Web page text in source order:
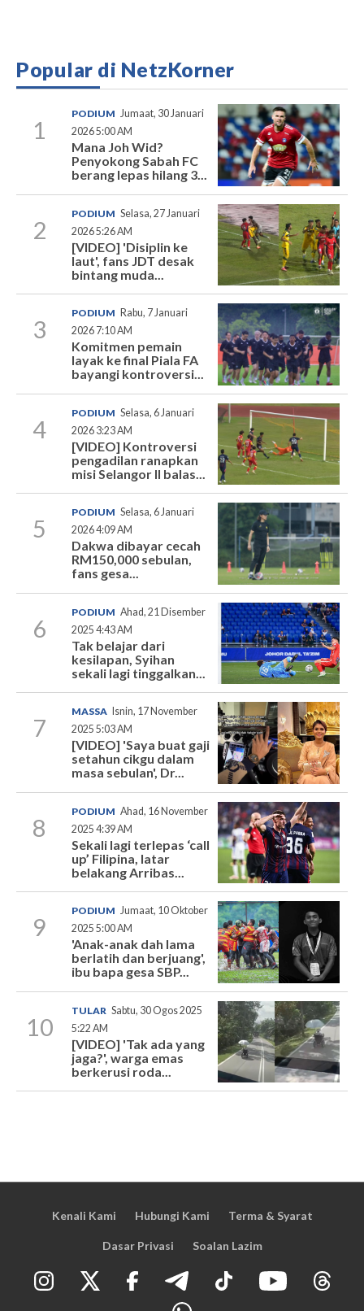
Popular di NetzKorner
1
PODIUM Jumaat, 30 Januari
2026 5:00 AM
Mana Joh Wid?
Penyokong Sabah FC
berang lepas hilang 3...
2
PODIUM Selasa, 27 Januari
2026 5:26 AM
[VIDEO] 'Disiplin ke
laut', fans JDT desak
bintang muda...
3
PODIUM Rabu, 7 Januari
2026 7:10 AM
Komitmen pemain
layak ke final Piala FA
bayangi kontroversi...
4
PODIUM Selasa, 6 Januari
2026 3:23 AM
[VIDEO] Kontroversi
pengadilan ranapkan
misi Selangor II balas...
5
PODIUM Selasa, 6 Januari
2026 4:09 AM
Dakwa dibayar cecah
RM150,000 sebulan,
fans gesa...
6
PODIUM Ahad, 21 Disember
2025 4:43 AM
Tak belajar dari
kesilapan, Syihan
sekali lagi tinggalkan...
7
MASSA
Isnin, 17 November
2025 5:03 AM
[VIDEO] 'Saya buat gaji
setahun cikgu dalam
masa sebulan', Dr...
8
PODIUM Ahad, 16 November
2025 4:39 AM
Sekali lagi terlepas ‘call
up’ Filipina, latar
belakang Arribas...
9
PODIUM Jumaat, 10 Oktober
2025 5:00 AM
'Anak-anak dah lama
berlatih dan berjuang',
ibu bapa gesa SBP...
10
TULAR Sabtu, 30 Ogos 2025
5:22 AM
[VIDEO] 'Tak ada yang
jaga?', warga emas
berkerusi roda...
Kenali Kami Hubungi Kami Terma & Syarat
Dasar Privasi Soalan Lazim